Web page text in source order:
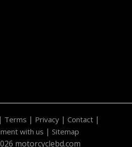
| Terms | Privacy | Contact |
with us | Sitemap
motorcyclebd.com